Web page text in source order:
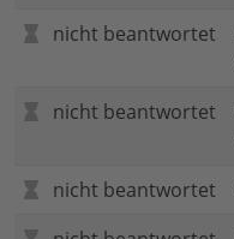
nicht beantwortet
nicht beantwortet
nicht beantwortet